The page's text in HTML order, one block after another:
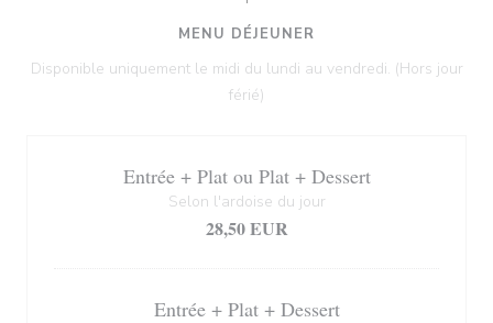
MENU DÉJEUNER
Disponible uniquement le midi du lundi au vendredi. (Hors jour
férié)
Entrée + Plat ou Plat + Dessert
Selon l'ardoise du jour
28,50 EUR
Entrée + Plat + Dessert